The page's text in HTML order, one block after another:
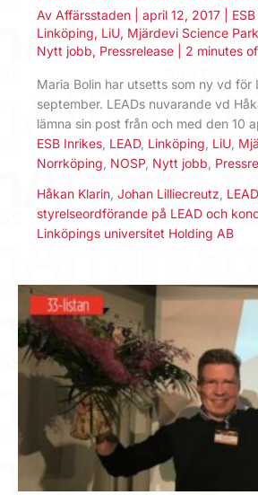
Av Affärsstaden april 12, 2017
Linköping, LiU, Mjärdevi Science Park
Nytt jobb, Pressrelease 2 minutes
Maria Bolin har utsetts som ny vd för
september. LEADs nuvarande vd
lämna sin post från och med den 10
ESB Inrikes, LEAD, Linköping, LiU,
Norrköping, NOSP, Nytt jobb,
Håkan Klarin Johan Lilliecreutz LEAD
styrelseordförande på LEAD och
Linköpings universitet Holding AB